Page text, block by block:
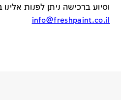
וסיוע ברכישה ניתן לפנות אלינו
info@freshpaint.co.il